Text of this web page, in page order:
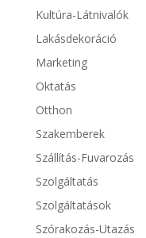
Kultúra-Látnivalók
Lakásdekoráció
Marketing
Oktatás
Otthon
Szakemberek
Szállítás-Fuvarozás
Szolgáltatás
Szolgáltatások
Szórakozás-Utazás